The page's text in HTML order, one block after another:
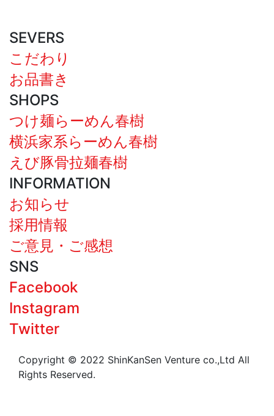
SEVERS
こだわり
お品書き
SHOPS
つけ麺らーめん春樹
横浜家系らーめん春樹
えび豚骨拉麺春樹
INFORMATION
お知らせ
採用情報
ご意見・ご感想
SNS
Facebook
Instagram
Twitter
Copyright © 2022 ShinKanSen Venture co.,Ltd All
Rights Reserved.